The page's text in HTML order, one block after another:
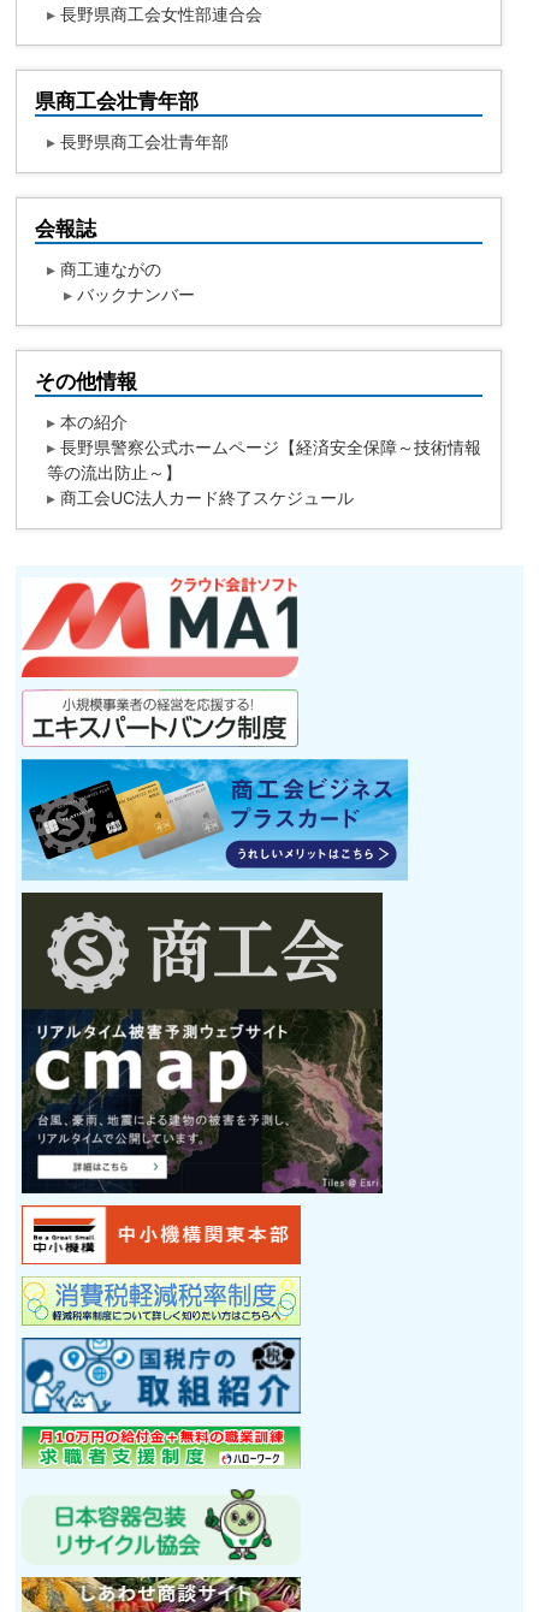
▸長野県商工会女性部連合会
県商工会壮青年部
▸長野県商工会壮青年部
会報誌
▸商工連ながの
▸バックナンバー
その他情報
▸本の紹介
▸長野県警察公式ホームページ【経済安全保障～技術情報
等の流出防止～】
▸商工会UC法人カード終了スケジュール